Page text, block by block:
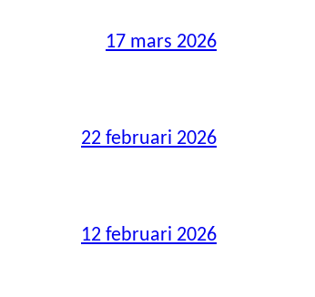
17 mars 2026
22 februari 2026
12 februari 2026